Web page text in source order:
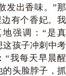
发出香味。”那
有个香妃。我
强调：“是真
这孩子冲刺中考
“我每天早晨醒
头脸脖子，抓